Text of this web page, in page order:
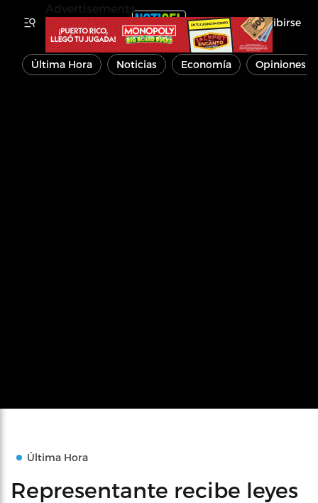
Inscribirse
Última Hora Noticias Economía Opiniones
Última Hora
Representante recibe leyes
Advertisements